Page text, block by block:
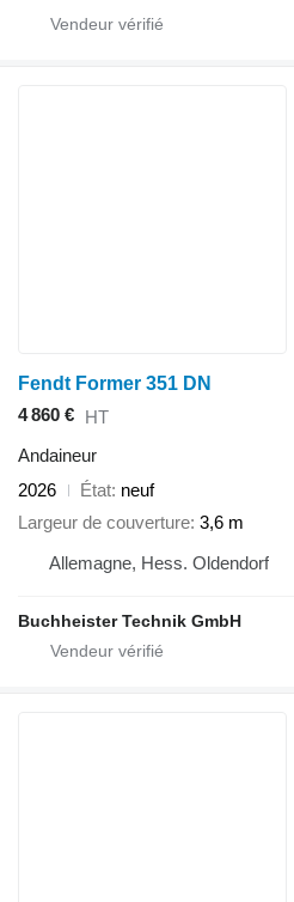
Fendt Former 351 DN
4 860 € HT
Andaineur
2026
État neuf
Largeur de couverture 3,6 m
Allemagne, Hess. Oldendorf
Buchheister Technik GmbH